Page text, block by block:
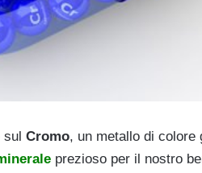
Cromo, un metallo di colore
prezioso per il nostro